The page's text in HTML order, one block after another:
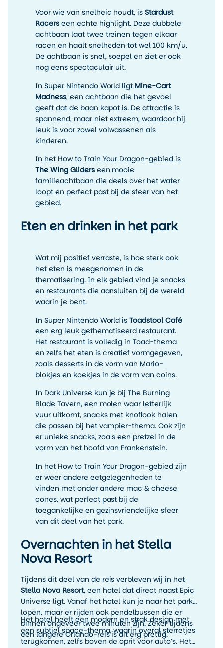
Voor wie van snelheid houdt, is Stardust
Racerseen echte highlight. Deze dubbele
achtbaan laat twee treinen tegen elkaar
racen en haalt snelheden tot wel 100 km/u.
De achtbaan is snel, soepel en ziet er ook
nog eens spectaculair uit.
In Super Nintendo World ligt Mine-Cart
Madness, een achtbaan die het gevoel
geeft dat de baan kapot is. De attractie is
spannend, maar niet extreem, waardoor hij
leuk is voor zowel volwassenen als
kinderen.
In het How to Train Your Dragon-gebied is
The Wing Gliders een mooie
familieachtbaan die deels over het water
loopt en perfect past bij de sfeer van het
gebied.
Eten en drinken in het park
Wat mij positief verraste, is hoe sterk ook
het eten is meegenomen in de
thematisering. In elk gebied vind je snacks
en restaurants die aansluiten bij de wereld
waarin je bent.
In Super Nintendo World isToadstool Café
een erg leuk gethematiseerd restaurant.
Het restaurant is volledig in Toad-thema
en zelfs het eten is creatief vormgegeven,
zoals desserts in de vorm van Mario-
blokjes en koekjes in de vorm van coins.
In Dark Universe kun je bij The Burning
Blade Tavern, een molen waar letterlijk
vuur uitkomt, snacks met knoflook halen
die passen bij het vampier-thema. Ook zijn
er unieke snacks, zoals een pretzel in de
vorm van het hoofd van Frankenstein.
In het How to Train Your Dragon-gebied zijn
er weer andere eetgelegenheden te
vinden met onder andere mac & cheese
cones, wat perfect past bij de
toegankelijke en gezinsvriendelijke sfeer
van dit deel van het park.
Overnachten in het Stella
Nova Resort
Tijdens dit deel van de reis verbleven wij in het
Stella Nova Resort, een hotel dat direct naast Epic
Universe ligt. Vanaf het hotel kun je naar het park
lopen, maar er rijden ook pendelbussen die er
binnen ongeveer twee minuten zijn. Zeker tijdens
een langere Orlando-reis is dit erg prettig.
Het hotel heeft een modern en strak design met
een subtiel space-thema, waarin overal sterretjes
terugkomen, zelfs boven de oprit voor auto’s. Het